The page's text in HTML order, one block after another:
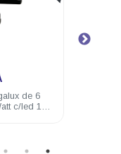
plafón de 4 LED
brida)